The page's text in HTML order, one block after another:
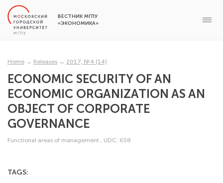
ВЕСТНИК МГПУ
«ЭКОНОМИКА»
Home → Releases → 2017, №4 (14)
ECONOMIC SECURITY OF AN
ECONOMIC ORGANIZATION AS AN
OBJECT OF CORPORATE
GOVERNANCE
Functional areas of management , UDC: 658
TAGS: